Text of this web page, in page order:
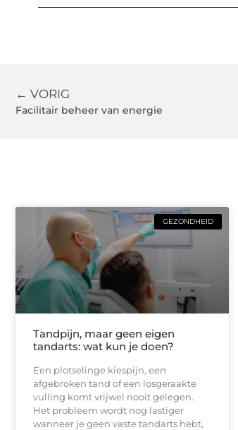
← VORIG
Facilitair beheer van energie
GEZONDHEID
Tandpijn, maar geen eigen
tandarts: wat kun je doen?
Een plotselinge kiespijn, een
afgebroken tand of een losgeraakte
vulling komt vrijwel nooit gelegen.
Het probleem wordt nog lastiger
wanneer je geen vaste tandarts hebt,